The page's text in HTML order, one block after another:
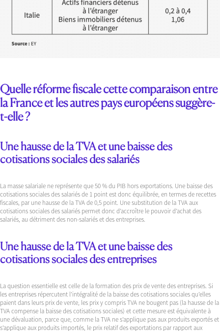
Quelle réforme fiscale cette comparaison entre
la France et les autres pays européens suggère-
t-elle ?
Une hausse de la TVA et une baisse des
cotisations sociales des salariés
La masse salariale ne représente que 50 % du PIB hors exportations. Une baisse des
cotisations sociales des salariés de 1 point est donc équilibrée, en termes de recettes
fiscales, par une hausse de la TVA de 0,5 point. Une substitution de la TVA aux
cotisations sociales des salariés permet donc d’accroître le pouvoir d’achat des
salariés, au détriment des non-salariés et des entreprises.
Une hausse de la TVA et une baisse des
cotisations sociales des entreprises
La question essentielle est celle de la formation des prix de vente des entreprises. Si
les entreprises répercutent l’intégralité de la baisse des cotisations sociales qu’elles
paient dans leurs prix de vente, les prix y compris TVA ne bougent pas (la hausse de la
TVA compense la baisse des cotisations sociales) et cette mesure est équivalente à
une dévaluation, parce que, comme la TVA ne s’applique pas aux produits exportés et
s’applique aux produits importés, le prix relatif des exportations par rapport aux